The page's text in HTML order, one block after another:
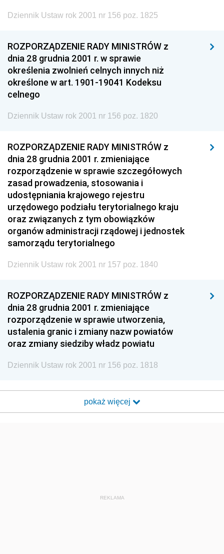
Dziennik Ustaw rok 2001 nr 156 poz. 1825
ROZPORZĄDZENIE RADY MINISTRÓW z
dnia 28 grudnia 2001 r. w sprawie
określenia zwolnień celnych innych niż
określone w art. 1901-19041 Kodeksu
celnego
Dziennik Ustaw rok 2001 nr 156 poz. 1820
ROZPORZĄDZENIE RADY MINISTRÓW z
dnia 28 grudnia 2001 r. zmieniające
rozporządzenie w sprawie szczegółowych
zasad prowadzenia, stosowania i
udostępniania krajowego rejestru
urzędowego podziału terytorialnego kraju
oraz związanych z tym obowiązków
organów administracji rządowej i jednostek
samorządu terytorialnego
Dziennik Ustaw rok 2001 nr 157 poz. 1840
ROZPORZĄDZENIE RADY MINISTRÓW z
dnia 28 grudnia 2001 r. zmieniające
rozporządzenie w sprawie utworzenia,
ustalenia granic i zmiany nazw powiatów
oraz zmiany siedziby władz powiatu
Dziennik Ustaw rok 2001 nr 156 poz. 1818
pokaż więcej
REKLAMA